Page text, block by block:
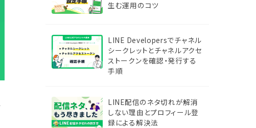
生む運用のコツ
LINE Developersでチャネル
シークレットとチャネルアクセ
ストークンを確認・発行する
手順
LINE配信のネタ切れが解消
しない理由とプロフィール登
録による解決法